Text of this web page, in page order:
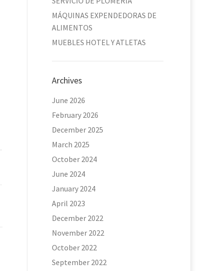
MÁQUINAS EXPENDEDORAS DE
ALIMENTOS
MUEBLES HOTEL Y ATLETAS
Archives
June 2026
February 2026
December 2025
March 2025
October 2024
June 2024
January 2024
April 2023
December 2022
November 2022
October 2022
September 2022